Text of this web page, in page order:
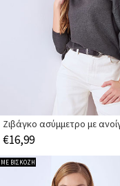
€16,99
ΜΕ ΒΙΣΚΟΖΗ